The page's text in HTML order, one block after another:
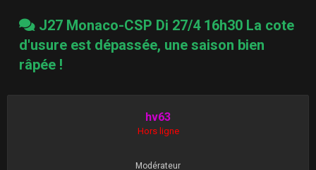
J27 Monaco-CSP Di 27/4 16h30 La cote
d'usure est dépassée, une saison bien
râpée !
hv63
Hors ligne
Modérateur